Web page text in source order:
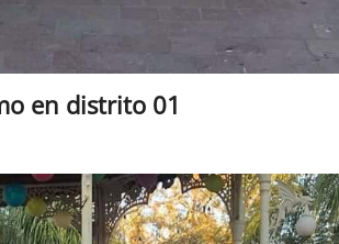
en distrito 01